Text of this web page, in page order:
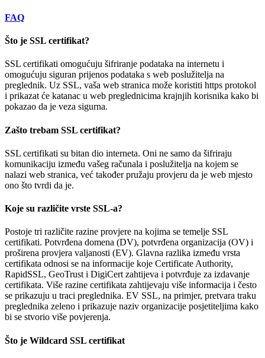
FAQ
Što je SSL certifikat?
SSL certifikati omogućuju šifriranje podataka na internetu i
omogućuju siguran prijenos podataka s web poslužitelja na
preglednik. Uz SSL, vaša web stranica može koristiti https protokol
i prikazat će katanac u web preglednicima krajnjih korisnika kako bi
pokazao da je veza sigurna.
Zašto trebam SSL certifikat?
SSL certifikati su bitan dio interneta. Oni ne samo da šifriraju
komunikaciju između vašeg računala i poslužitelja na kojem se
nalazi web stranica, već također pružaju provjeru da je web mjesto
ono što tvrdi da je.
Koje su različite vrste SSL-a?
Postoje tri različite razine provjere na kojima se temelje SSL
certifikati. Potvrđena domena (DV), potvrđena organizacija (OV) i
proširena provjera valjanosti (EV). Glavna razlika između vrsta
certifikata odnosi se na informacije koje Certificate Authority,
RapidSSL, GeoTrust i DigiCert zahtijeva i potvrđuje za izdavanje
certifikata. Više razine certifikata zahtijevaju više informacija i često
se prikazuju u traci preglednika. EV SSL, na primjer, pretvara traku
preglednika zeleno i prikazuje naziv organizacije posjetiteljima kako
bi se stvorio više povjerenja.
Što je Wildcard SSL certifikat